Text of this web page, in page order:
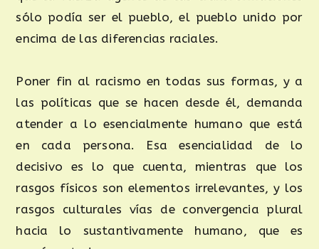
sólo podía ser el pueblo, el pueblo unido por
encima de las diferencias raciales.
Poner fin al racismo en todas sus formas, y a
las políticas que se hacen desde él, demanda
atender a lo esencialmente humano que está
en cada persona. Esa esencialidad de lo
decisivo es lo que cuenta, mientras que los
rasgos físicos son elementos irrelevantes, y los
rasgos culturales vías de convergencia plural
hacia lo sustantivamente humano, que es